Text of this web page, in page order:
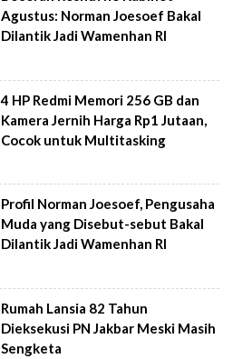
Agustus: Norman Joesoef Bakal
Dilantik Jadi Wamenhan RI
4 HP Redmi Memori 256 GB dan
Kamera Jernih Harga Rp1 Jutaan,
Cocok untuk Multitasking
Profil Norman Joesoef, Pengusaha
Muda yang Disebut-sebut Bakal
Dilantik Jadi Wamenhan RI
Rumah Lansia 82 Tahun
Dieksekusi PN Jakbar Meski Masih
Sengketa